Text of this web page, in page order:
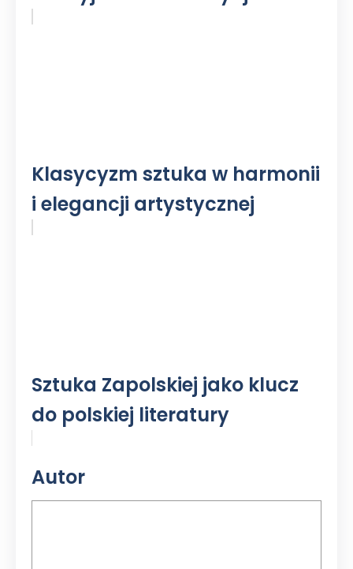
Klasycyzm sztuka w harmonii
i elegancji artystycznej
Sztuka Zapolskiej jako klucz
do polskiej literatury
Autor